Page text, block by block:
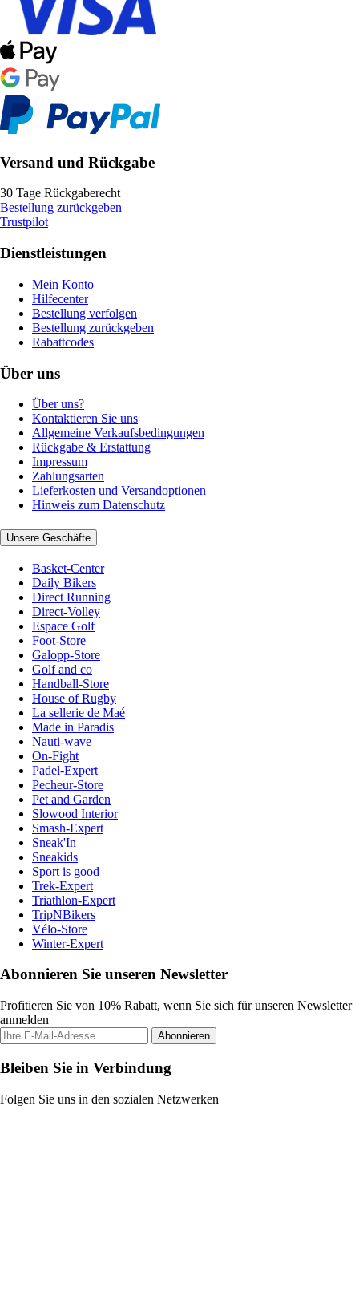
Versand und Rückgabe
30 Tage Rückgaberecht
Bestellung zurückgeben
Trustpilot
Dienstleistungen
Mein Konto
Hilfecenter
Bestellung verfolgen
Bestellung zurückgeben
Rabattcodes
Über uns
Über uns?
Kontaktieren Sie uns
Allgemeine Verkaufsbedingungen
Rückgabe & Erstattung
Impressum
Zahlungsarten
Lieferkosten und Versandoptionen
Hinweis zum Datenschutz
Unsere Geschäfte
Basket-Center
Daily Bikers
Direct Running
Direct-Volley
Espace Golf
Foot-Store
Galopp-Store
Golf and co
Handball-Store
House of Rugby
La sellerie de Maé
Made in Paradis
Nauti-wave
On-Fight
Padel-Expert
Pecheur-Store
Pet and Garden
Slowood Interior
Smash-Expert
Sneak'In
Sneakids
Sport is good
Trek-Expert
Triathlon-Expert
TripNBikers
Vélo-Store
Winter-Expert
Abonnieren Sie unseren Newsletter
Profitieren Sie von 10% Rabatt, wenn Sie sich für unseren Newsletter
anmelden
Abonnieren
Bleiben Sie in Verbindung
Folgen Sie uns in den sozialen Netzwerken